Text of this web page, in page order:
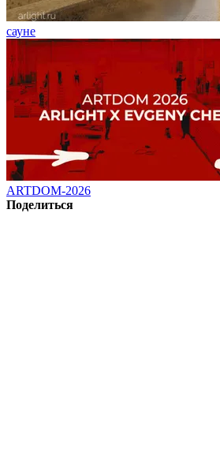
сауне
ARTDOM-2026
Поделиться